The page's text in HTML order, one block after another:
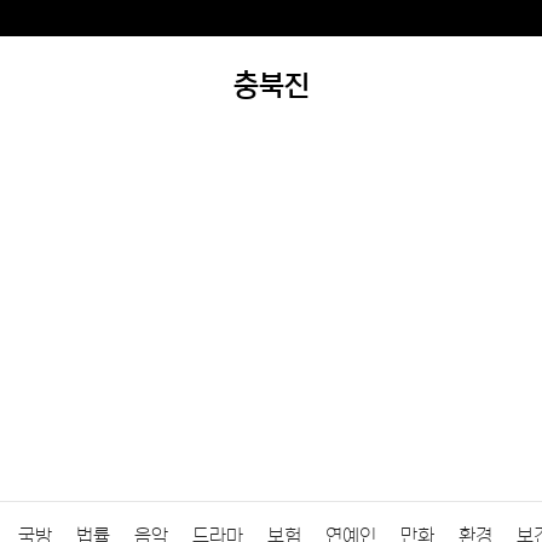
충북진
국방 법률 음악 드라마 보험 연예인 만화 환경 보